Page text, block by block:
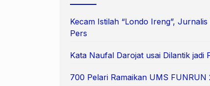
Kecam Istilah “Londo Ireng”,
Pers
Kata Naufal Darojat usai Dilantik jadi
700 Pelari Ramaikan UMS FUNRUN